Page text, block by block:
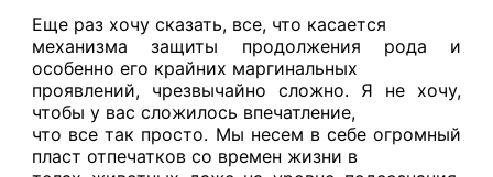
Еще раз хочу сказать, все, что касается
механизма защиты продолжения рода и
особенно его крайних маргинальных
проявлений, чрезвычайно сложно. Я не хочу,
чтобы у вас сложилось впечатление,
что все так просто. Мы несем в себе огромный
пласт отпечатков со времен жизни в